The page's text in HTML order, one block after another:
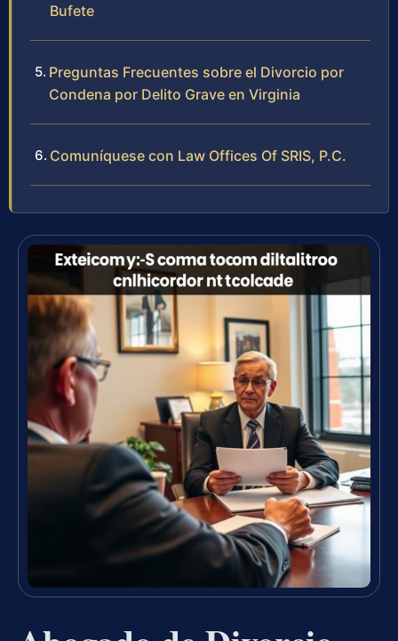
Bufete
Preguntas Frecuentes sobre el Divorcio por
Condena por Delito Grave en Virginia
Comuníquese con Law Offices Of SRIS, P.C.